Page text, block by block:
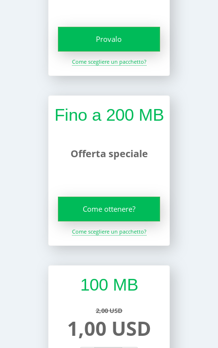
Provalo
Come scegliere un pacchetto?
Fino a 200 MB
Offerta speciale
Come ottenere?
Come scegliere un pacchetto?
100 MB
2,00 USD
1,00 USD